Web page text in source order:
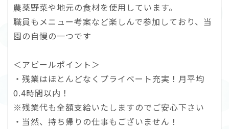
農薬野菜や地元の食材を使用しています。
職員もメニュー考案など楽しんで参加しており、当
園の自慢の一つです
＜アピールポイント＞
・残業はほとんどなくプライベート充実！月平均
0.4時間以内！
※残業代も全額支給いたしますのでご安心下さい
・当然、持ち帰りの仕事もございません！